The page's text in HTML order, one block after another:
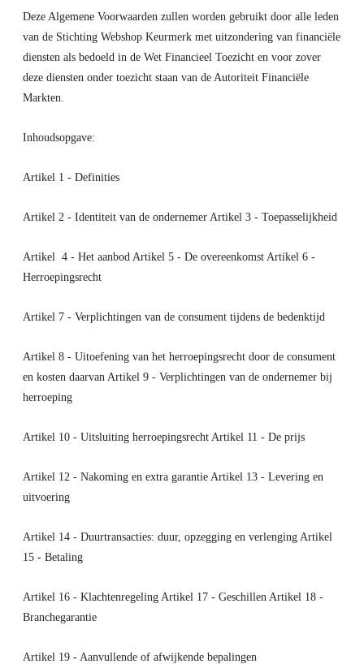
Deze Algemene Voorwaarden zullen worden gebruikt door alle leden
van de Stichting Webshop Keurmerk met uitzondering van financiële
diensten als bedoeld in de Wet Financieel Toezicht en voor zover
deze diensten onder toezicht staan van de Autoriteit Financiële
Markten.
Inhoudsopgave:
Artikel 1 - Definities
Artikel 2 - Identiteit van de ondernemer Artikel 3 - Toepasselijkheid
Artikel 4 - Het aanbod Artikel 5 - De overeenkomst Artikel 6 -
Herroepingsrecht
Artikel 7 - Verplichtingen van de consument tijdens de bedenktijd
Artikel 8 - Uitoefening van het herroepingsrecht door de consument
en kosten daarvan Artikel 9 - Verplichtingen van de ondernemer bij
herroeping
Artikel 10 - Uitsluiting herroepingsrecht Artikel 11 - De prijs
Artikel 12 - Nakoming en extra garantie Artikel 13 - Levering en
uitvoering
Artikel 14 - Duurtransacties: duur, opzegging en verlenging Artikel
15 - Betaling
Artikel 16 - Klachtenregeling Artikel 17 - Geschillen Artikel 18 -
Branchegarantie
Artikel 19 - Aanvullende of afwijkende bepalingen